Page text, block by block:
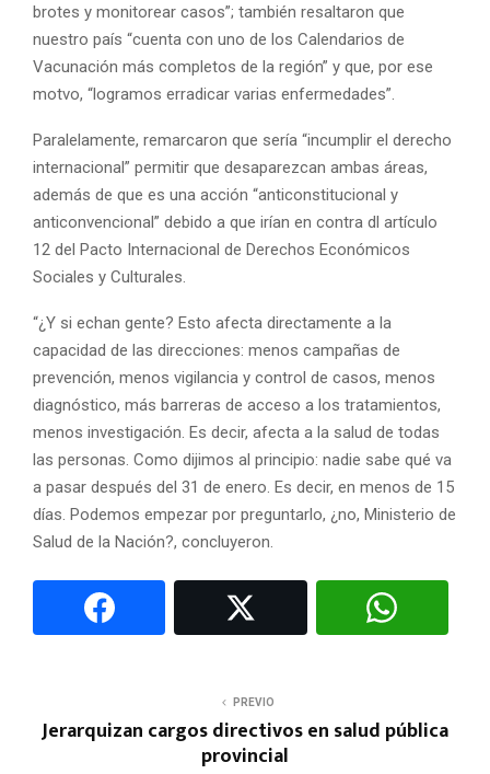
brotes y monitorear casos”; también resaltaron que
nuestro país “cuenta con uno de los Calendarios de
Vacunación más completos de la región” y que, por ese
motvo, “logramos erradicar varias enfermedades”.
Paralelamente, remarcaron que sería “incumplir el derecho
internacional” permitir que desaparezcan ambas áreas,
además de que es una acción “anticonstitucional y
anticonvencional” debido a que irían en contra dl artículo
12 del Pacto Internacional de Derechos Económicos
Sociales y Culturales.
“¿Y si echan gente? Esto afecta directamente a la
capacidad de las direcciones: menos campañas de
prevención, ​​menos vigilancia y control de casos, menos
diagnóstico, más barreras de acceso a los tratamientos,
menos investigación. Es decir, afecta a la salud de todas
las personas. Como dijimos al principio: nadie sabe qué va
a pasar después del 31 de enero. Es decir, en menos de 15
días. Podemos empezar por preguntarlo, ¿no, Ministerio de
Salud de la Nación?, concluyeron.
PREVIO
Jerarquizan cargos directivos en salud pública
provincial